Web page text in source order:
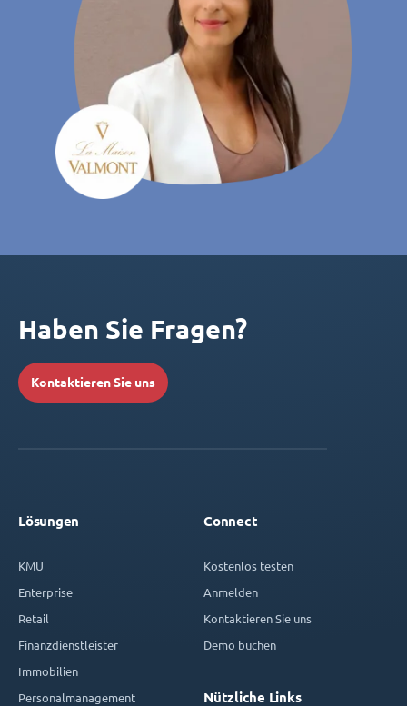
Haben Sie Fragen?
Kontaktieren Sie uns
Lösungen
KMU
Enterprise
Retail
Finanzdienstleister
Immobilien
Personalmanagement
Connect
Kostenlos testen
Anmelden
Kontaktieren Sie uns
Demo buchen
Nützliche Links